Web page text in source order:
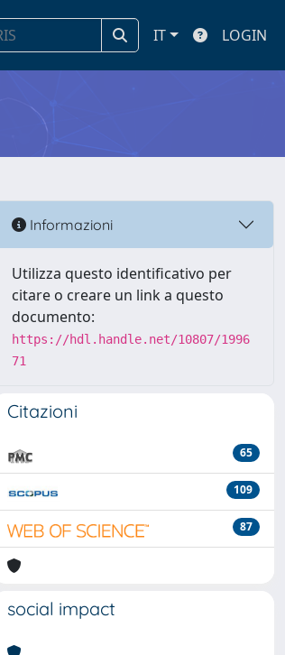
IT LOGIN
Informazioni
Utilizza questo identificativo per
citare o creare un link a questo
documento:
https://hdl.handle.net/10807/1996
71
Citazioni
65
109
87
social impact